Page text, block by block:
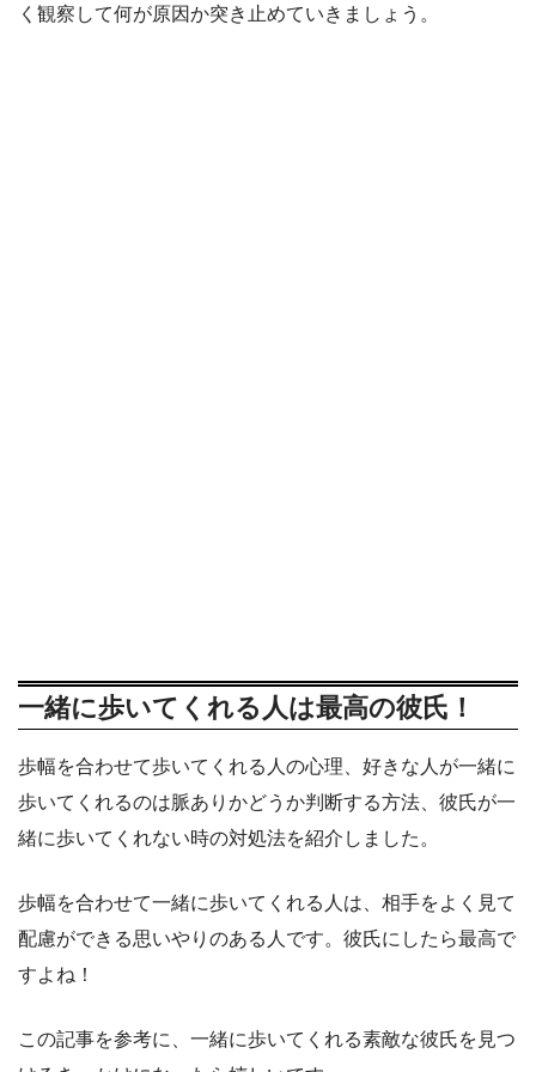
く観察して何が原因か突き止めていきましょう。
一緒に歩いてくれる人は最高の彼氏！
歩幅を合わせて歩いてくれる人の心理、好きな人が一緒に
歩いてくれるのは脈ありかどうか判断する方法、彼氏が一
緒に歩いてくれない時の対処法を紹介しました。
歩幅を合わせて一緒に歩いてくれる人は、相手をよく見て
配慮ができる思いやりのある人です。彼氏にしたら最高で
すよね！
この記事を参考に、一緒に歩いてくれる素敵な彼氏を見つ